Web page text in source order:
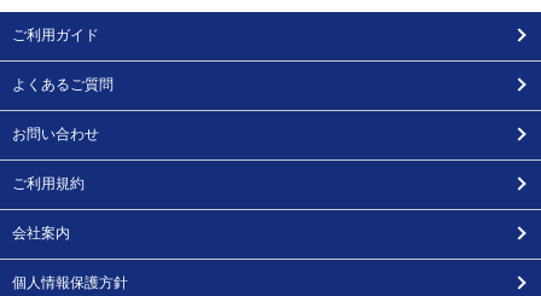
ご利用ガイド
よくあるご質問
お問い合わせ
ご利用規約
会社案内
個人情報保護方針